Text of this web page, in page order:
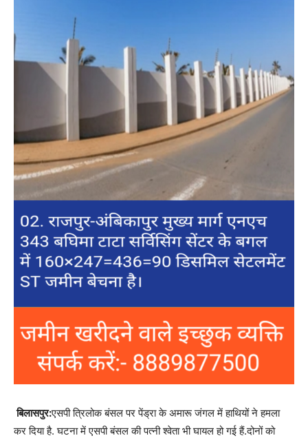
बिलासपुर:एसपी त्रिलोक बंसल पर पेंड्रा के अमारू जंगल में हाथियों ने हमला
कर दिया है. घटना में एसपी बंसल की पत्नी श्वेता भी घायल हो गई हैं.दोनों को